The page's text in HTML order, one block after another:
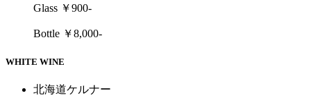
Glass ￥900-
Bottle ￥8,000-
WHITE WINE
北海道ケルナー